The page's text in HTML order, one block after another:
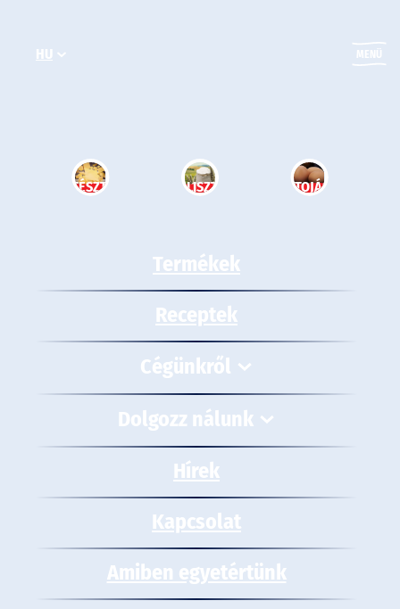
tartalomhoz
HU MENÜ
TÉSZTA LISZT TOJÁS
Termékek
Receptek
Cégünkről
Dolgozz nálunk
Hírek
Kapcsolat
Amiben egyetértünk